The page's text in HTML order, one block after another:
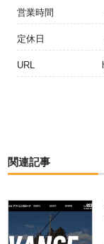
営業時間
定休日
URL
関連記事